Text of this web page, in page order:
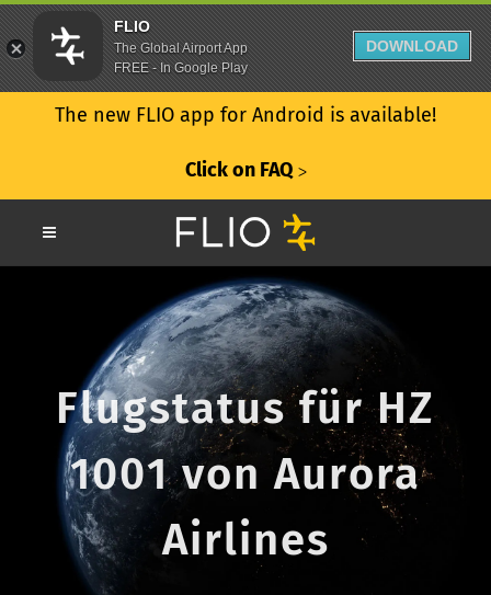
The new FLIO app for Android is available!
Click on FAQ ᐳ
Flugstatus für HZ
1001 von Aurora
Airlines
FLIO
The Global Airport App
FREE - In Google Play
DOWNLOAD